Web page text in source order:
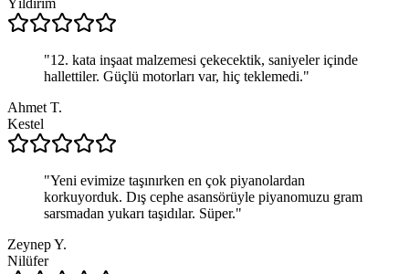
"12. kata inşaat malzemesi çekecektik, saniyeler içinde
hallettiler. Güçlü motorları var, hiç teklemedi."
Ahmet T.
Kestel
"Yeni evimize taşınırken en çok piyanolardan
korkuyorduk. Dış cephe asansörüyle piyanomuzu gram
sarsmadan yukarı taşıdılar. Süper."
Zeynep Y.
Nilüfer